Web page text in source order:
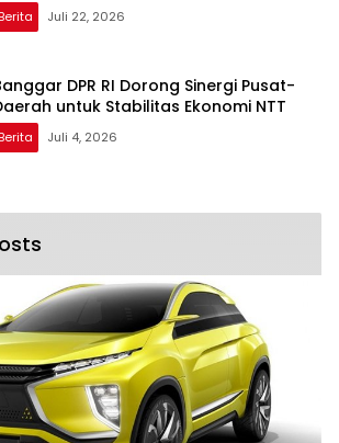
Berita Juli 22, 2026
DPR RI Dorong Sinergi Pusat-
untuk Stabilitas Ekonomi NTT
Berita Juli 4, 2026